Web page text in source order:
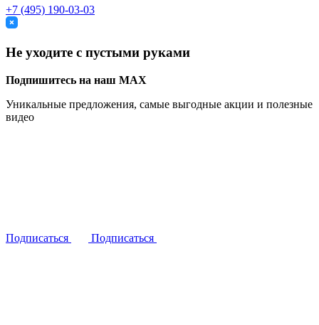
+7 (495) 190-03-03
Не уходите с пустыми руками
Подпишитесь на наш MAX
Уникальные предложения, самые выгодные акции и полезные
видео
Подписаться Подписаться